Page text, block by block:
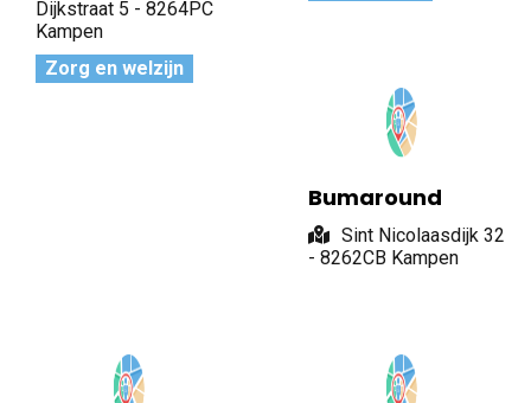
Dijkstraat 5 - 8264PC
Kampen
Zorg en welzijn
Bumaround
Sint Nicolaasdijk 32
- 8262CB Kampen